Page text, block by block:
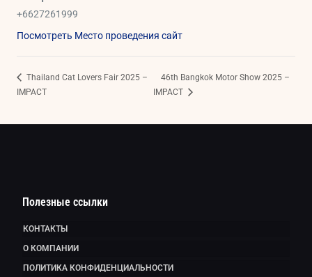
+6627261999
Посмотреть Место проведения сайт
Thailand Cat Lovers Fair 2025 –
IMPACT
46th Bangkok Motor Show 2025 –
IMPACT
Полезные ссылки
КОНТАКТЫ
О КОМПАНИИ
ПОЛИТИКА КОНФИДЕНЦИАЛЬНОСТИ